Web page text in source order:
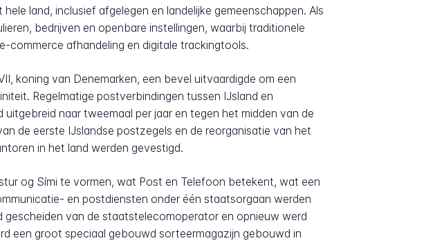
land, inclusief afgelegen en landelijke gemeenschappen. Als
bedrijven en openbare instellingen, waarbij traditionele
commerce afhandeling en digitale trackingtools.
koning van Denemarken, een bevel uitvaardigde om een
Regelmatige postverbindingen tussen IJsland en
naar tweemaal per jaar en tegen het midden van de
de eerste IJslandse postzegels en de reorganisatie van het
in het land werden gevestigd.
og Sími te vormen, wat Post en Telefoon betekent, wat een
en postdiensten onder één staatsorgaan werden
van de staatstelecomoperator en opnieuw werd
een groot speciaal gebouwd sorteermagazijn gebouwd in